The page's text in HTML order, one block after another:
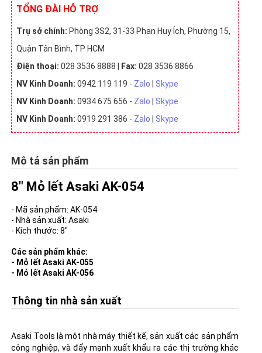
TỔNG ĐÀI HỖ TRỢ
Trụ sở chính: Phòng 3S2, 31-33 Phan Huy Ích, Phường 15,
Quận Tân Bình, TP HCM
Điện thoại: 028 3536 8888 | Fax: 028 3536 8866
NV Kinh Doanh: 0942 119 119 - Zalo
Skype
NV Kinh Doanh: 0934 675 656 - Zalo
Skype
NV Kinh Doanh: 0919 291 386 - Zalo Skype
Mô tả sản phẩm
8" Mỏ lết Asaki AK-054
- Mã sản phẩm: AK-054
- Nhà sản xuất: Asaki
- Kích thước: 8"
Các sản phẩm khác:
- Mỏ lết Asaki AK-055
- Mỏ lết Asaki AK-056
Thông tin nhà sản xuất
Asaki Tools là một nhà máy thiết kế, sản xuất các sản phẩm
công nghiệp, và đẩy mạnh xuất khẩu ra các thị trường khác